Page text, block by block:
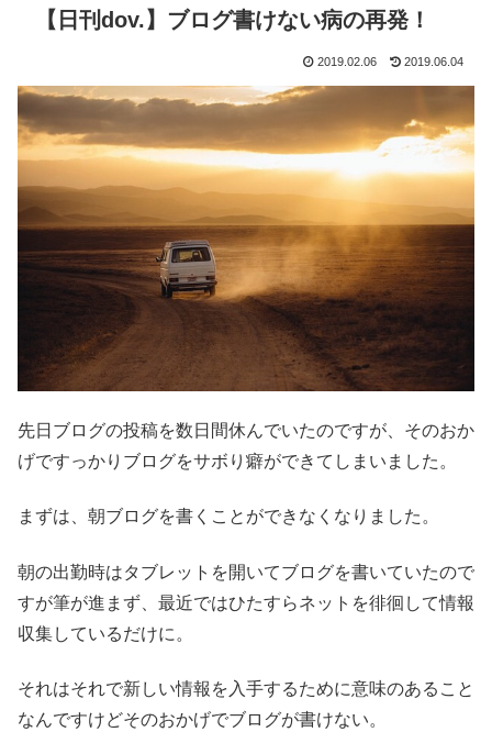
【日刊dov.】ブログ書けない病の再発！
2019.02.06 2019.06.04
先日ブログの投稿を数日間休んでいたのですが、そのおか
げですっかりブログをサボり癖ができてしまいました。
まずは、朝ブログを書くことができなくなりました。
朝の出勤時はタブレットを開いてブログを書いていたので
すが筆が進まず、最近ではひたすらネットを徘徊して情報
収集しているだけに。
それはそれで新しい情報を入手するために意味のあること
なんですけどそのおかげでブログが書けない。